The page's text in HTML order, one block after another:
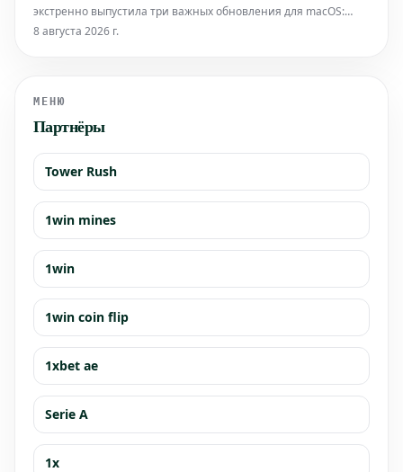
экстренно выпустила три важных обновления для macOS:
Sonoma 14.8.9, Sequoia 15.7.9 и Tahoe 26.6.1. Все они
8 августа 2026 г.
МЕНЮ
Партнёры
Tower Rush
1win mines
1win
1win coin flip
1xbet ae
Serie A
1x